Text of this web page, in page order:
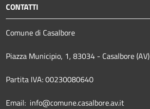
CONTATTI
Comune di Casalbore
Piazza Municipio, 1, 83034 - Casalbore (AV)
Partita IVA: 00230080640
Email: info@comune.casalbore.av.it